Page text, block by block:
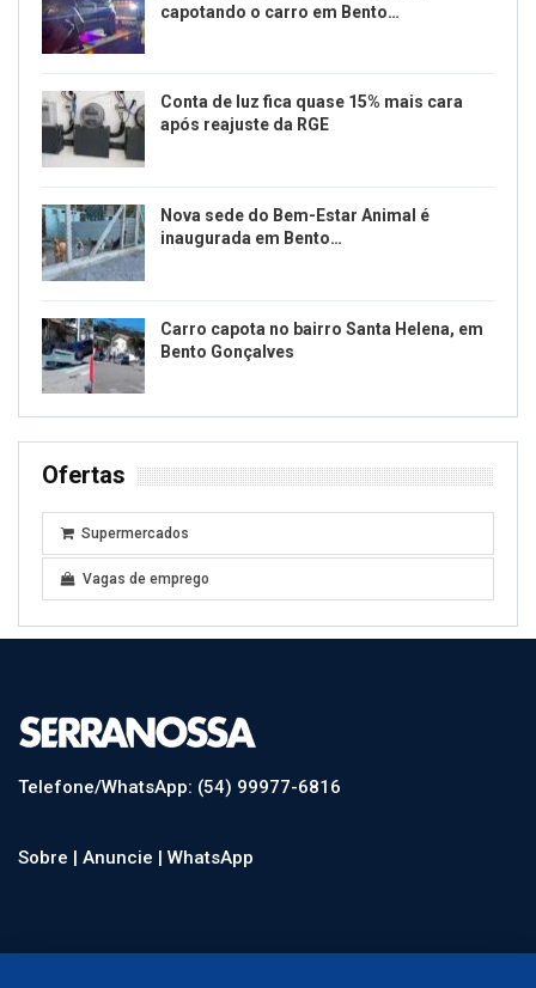
capotando o carro em Bento…
Conta de luz fica quase 15% mais cara
após reajuste da RGE
Nova sede do Bem-Estar Animal é
inaugurada em Bento…
Carro capota no bairro Santa Helena, em
Bento Gonçalves
Ofertas
Supermercados
Vagas de emprego
Telefone/WhatsApp: (54) 99977-6816
Sobre | Anuncie | WhatsApp